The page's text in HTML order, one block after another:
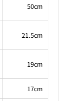
50cm
21.5cm
19cm
17cm